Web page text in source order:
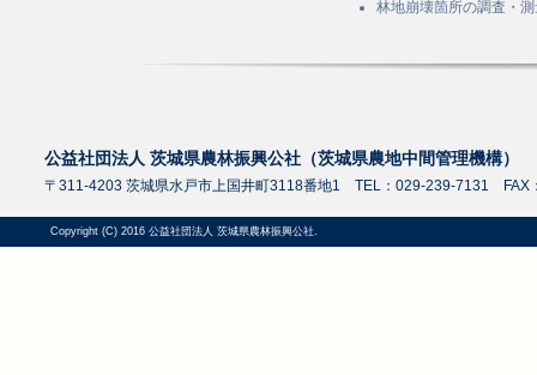
林地崩壊箇所の調査・
公益社団法人 茨城県農林振興公社（茨城県農地中間管理機構）
〒311-4203 茨城県水戸市上国井町3118番地1 TEL：029-239-7131 FAX
Copyright (C) 2016 公益社団法人 茨城県農林振興公社.